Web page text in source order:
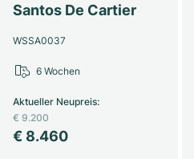
Santos De Cartier
WSSA0037
€ 8.460
Aktueller Neupreis:
€ 9.200
6 Wochen